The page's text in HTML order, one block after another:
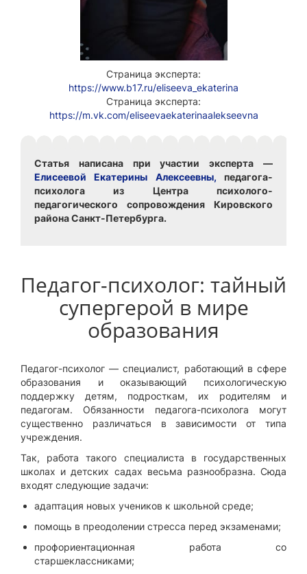
Страница эксперта:
https://www.b17.ru/eliseeva_ekaterina
Страница эксперта:
https://m.vk.com/eliseevaekaterinaalekseevna
Статья написана при участии эксперта —
Елисеевой Екатерины Алексеевны, педагога-
психолога из Центра психолого-
педагогического сопровождения Кировского
района Санкт-Петербурга.
Педагог-психолог: тайный
супергерой в мире
образования
Педагог-психолог — специалист, работающий в сфере
образования и оказывающий психологическую
поддержку детям, подросткам, их родителям и
педагогам. Обязанности педагога-психолога могут
существенно различаться в зависимости от типа
учреждения.
Так, работа такого специалиста в государственных
школах и детских садах весьма разнообразна. Сюда
входят следующие задачи:
адаптация новых учеников к школьной среде;
помощь в преодолении стресса перед экзаменами;
профориентационная работа со
старшеклассниками;